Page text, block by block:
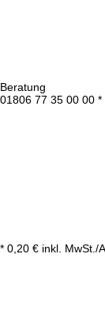
Beratung
01806 77 35 00 00 *
* 0,20 € inkl. MwSt./